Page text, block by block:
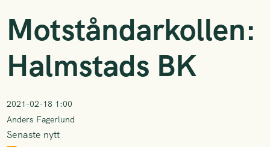
Motståndarkollen:
Halmstads BK
2021-02-18 1:00
Anders Fagerlund
Senaste nytt